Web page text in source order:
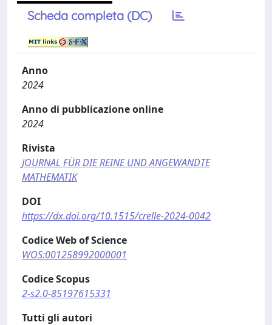
Scheda completa (DC)
Anno
2024
Anno di pubblicazione online
2024
Rivista
JOURNAL FÜR DIE REINE UND ANGEWANDTE
MATHEMATIK
DOI
https://dx.doi.org/10.1515/crelle-2024-0042
Codice Web of Science
WOS:001258992000001
Codice Scopus
2-s2.0-85197615331
Tutti gli autori